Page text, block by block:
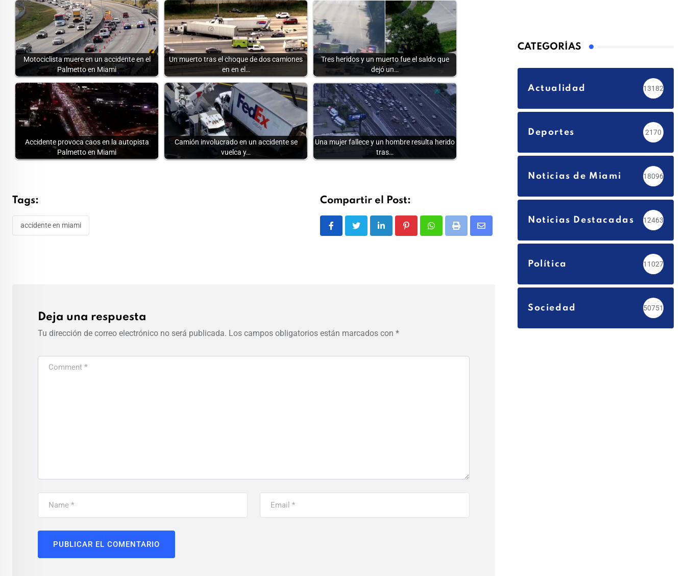
Motociclista muere en un accidente en el
Palmetto en Miami
Un muerto tras el choque de dos camiones
en en el…
Tres heridos y un muerto fue el saldo que
dejó un…
Accidente provoca caos en la autopista
Palmetto en Miami
Camión involucrado en un accidente se
vuelca y…
Una mujer fallece y un hombre resulta herido
tras…
Tags:
accidente en miami
Compartir el Post:
LinkedIn PinterestWhatsappPrint
Share
Deja una respuesta
Tu dirección de correo electrónico no será publicada. Los campos obligatorios están marcados con *
CATEGORÍAS
Actualidad 13182
Deportes 2170
Noticias de Miami 18096
Noticias Destacadas 12463
Política 11027
Sociedad 50751